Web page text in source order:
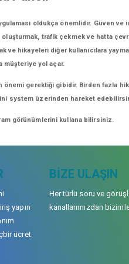
oldukça önemlidir. Güven ve
oluşturmak, trafik çekmek ve hatta
ve hikayeleri diğer kullanıcılara
müşteriye yol açar.
gerektiği gibidir. Birden fazla
system üzerinden hareket
görünümlerini kullana bilirsiniz.
yapın
ücret
BIZE ULAŞIN
Her türlü soru ve
kanallarımızdan